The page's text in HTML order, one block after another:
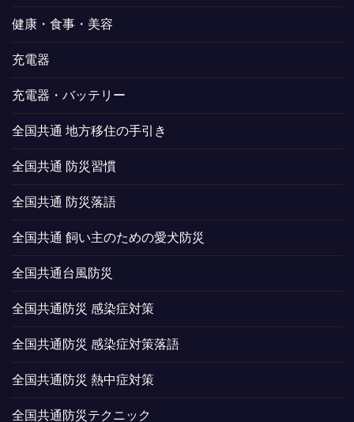
健康・食事・美容
充電器
充電器・バッテリー
全国共通 地方移住の手引き
全国共通 防災習慣
全国共通 防災落語
全国共通 飼い主のための愛犬防災
全国共通台風防災
全国共通防災 感染症対策
全国共通防災 感染症対策落語
全国共通防災 熱中症対策
全国共通防災テクニック